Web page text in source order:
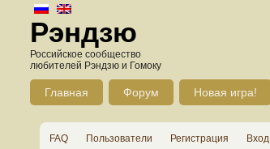
Рэндзю
Российское сообщество
любителей Рэндзю и Гомоку
Главная Форум Новая игра!
FAQ Пользователи Регистрация Вход